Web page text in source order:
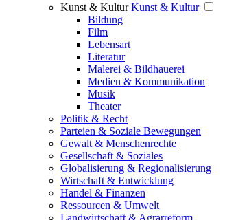
Kunst & Kultur Kunst & Kultur
Bildung
Film
Lebensart
Literatur
Malerei & Bildhauerei
Medien & Kommunikation
Musik
Theater
Politik & Recht
Parteien & Soziale Bewegungen
Gewalt & Menschenrechte
Gesellschaft & Soziales
Globalisierung & Regionalisierung
Wirtschaft & Entwicklung
Handel & Finanzen
Ressourcen & Umwelt
Landwirtschaft & Agrarreform